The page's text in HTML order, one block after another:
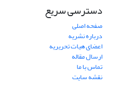
دسترسی سریع
صفحه اصلی
درباره نشریه
اعضای هیات تحریریه
ارسال مقاله
تماس با ما
نقشه سایت